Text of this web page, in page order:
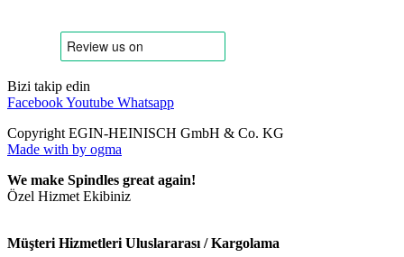
Bizi takip edin
FacebookYoutube Whatsapp
Copyright EGIN-HEINISCH GmbH & Co. KG
Made with by ogma
We make Spindles great again!
Özel Hizmet Ekibiniz
Müşteri Hizmetleri Uluslararası / Kargolama